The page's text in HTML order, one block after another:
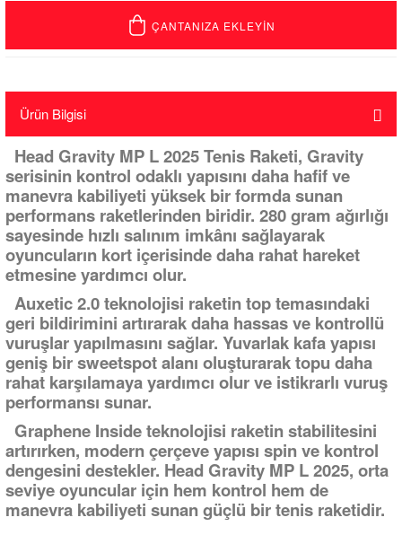
ÇANTANIZA EKLEYİN
Ürün Bilgisi
Head Gravity MP L 2025 Tenis Raketi, Gravity
serisinin kontrol odaklı yapısını daha hafif ve
manevra kabiliyeti yüksek bir formda sunan
performans raketlerinden biridir. 280 gram ağırlığı
sayesinde hızlı salınım imkânı sağlayarak
oyuncuların kort içerisinde daha rahat hareket
etmesine yardımcı olur.
Auxetic 2.0 teknolojisi raketin top temasındaki
geri bildirimini artırarak daha hassas ve kontrollü
vuruşlar yapılmasını sağlar. Yuvarlak kafa yapısı
geniş bir sweetspot alanı oluşturarak topu daha
rahat karşılamaya yardımcı olur ve istikrarlı vuruş
performansı sunar.
Graphene Inside teknolojisi raketin stabilitesini
artırırken, modern çerçeve yapısı spin ve kontrol
dengesini destekler. Head Gravity MP L 2025, orta
seviye oyuncular için hem kontrol hem de
manevra kabiliyeti sunan güçlü bir tenis raketidir.